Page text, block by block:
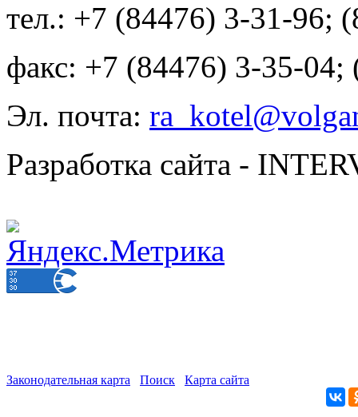
тел.: +7 (84476) 3-31-96;
факс: +7 (84476) 3-35-04;
Эл. почта:
Разработка сайта -
Законодательная карта Поиск Карта сайта